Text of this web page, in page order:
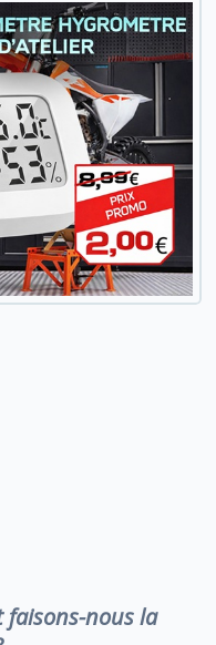
faisons-nous la